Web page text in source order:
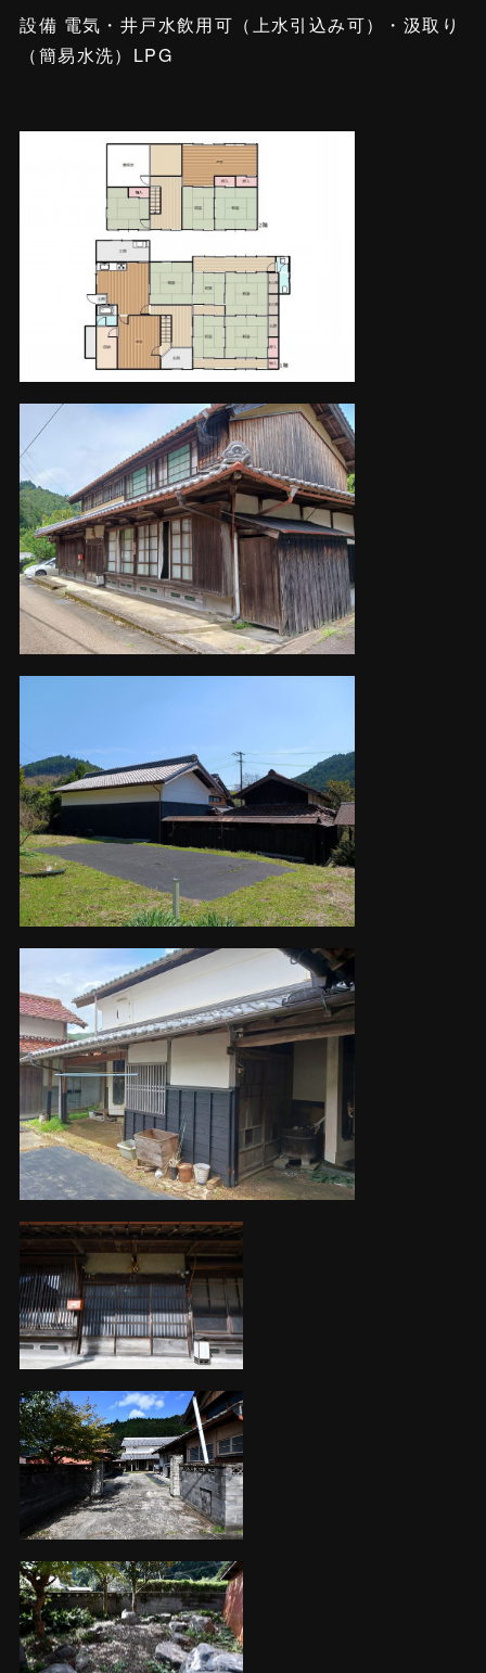
設備 電気・井戸水飲用可（上水引込み可）・汲取り
（簡易水洗）LPG